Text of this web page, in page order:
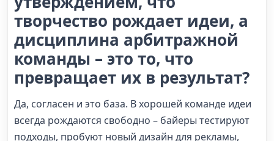
творчество рождает идеи, а
дисциплина арбитражной
команды – это то, что
превращает их в результат?
Да, согласен и это база. В хорошей команде идеи
всегда рождаются свободно – байеры тестируют
подходы, пробуют новый дизайн для рекламы,